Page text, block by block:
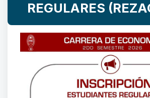
REGULARES